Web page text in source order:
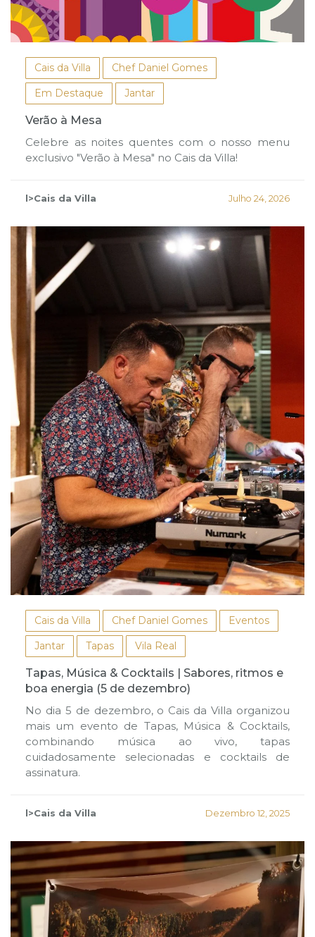
Cais da Villa
Chef Daniel Gomes
Em Destaque
Jantar
Verão à Mesa
Celebre as noites quentes com o nosso menu
exclusivo "Verão à Mesa" no Cais da Villa!
l>Cais da Villa Julho 24, 2026
Cais da Villa Chef Daniel Gomes
Eventos
Jantar
Tapas Vila Real
Tapas, Música & Cocktails | Sabores, ritmos e
boa energia (5 de dezembro)
No dia 5 de dezembro, o Cais da Villa organizou
mais um evento de Tapas, Música & Cocktails,
combinando música ao vivo, tapas
cuidadosamente selecionadas e cocktails de
assinatura.
l>Cais da Villa Dezembro 12, 2025